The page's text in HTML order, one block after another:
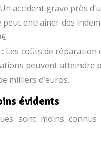
Un accident grave près
peut entraîner des
Les coûts de réparation
peuvent atteindre
milliers d’euros.
évidents
sont moins